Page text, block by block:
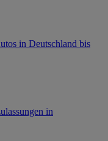
in Deutschland bis
in